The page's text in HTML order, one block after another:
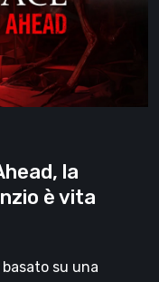
la
è vita
su una